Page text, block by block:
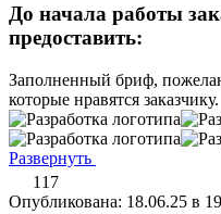
До начала работы
предоставить:
Заполненный бриф,
которые нравятся заказчику.
Развернуть
117
Опубликована: 18.06.25 в